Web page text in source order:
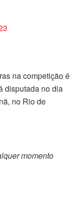
na competição é
disputada no dia
no Rio de
momento